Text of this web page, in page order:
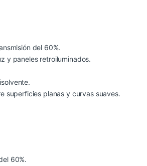
del 60%.
y paneles retroiluminados.
superficies planas y curvas suaves.
60%.